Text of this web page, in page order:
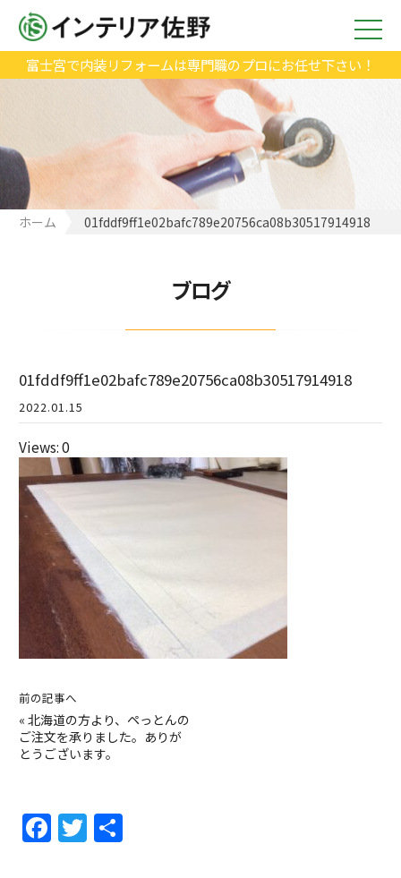
富士宮で内装リフォームは専門職のプロにお任せ下さい！
ホーム 01fddf9ff1e02bafc789e20756ca08b30517914918
ブログ
01fddf9ff1e02bafc789e20756ca08b30517914918
2022.01.15
Views: 0
前の記事へ
« 北海道の方より、ペっとんの
ご注文を承りました。ありが
とうございます。
F
a
T
w